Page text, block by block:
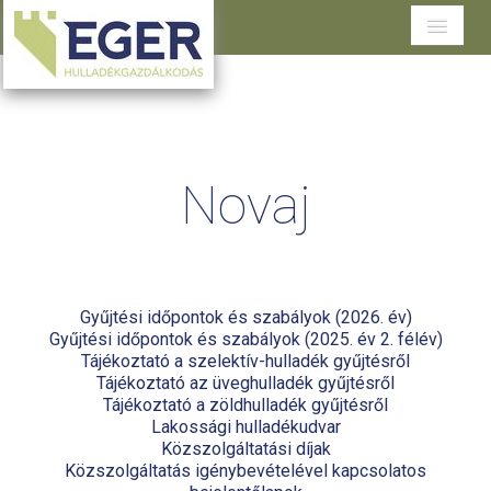
Szolgáltatások területenkéntNovaj
Gyűjtési időpontok és szabályok (2026. év)
Gyűjtési időpontok és szabályok (2025. év 2. félév)
Tájékoztató a szelektív-hulladék gyűjtésről
Tájékoztató az üveghulladék gyűjtésről
Tájékoztató a zöldhulladék gyűjtésről
Lakossági hulladékudvar
Közszolgáltatási díjak
Közszolgáltatás igénybevételével kapcsolatos